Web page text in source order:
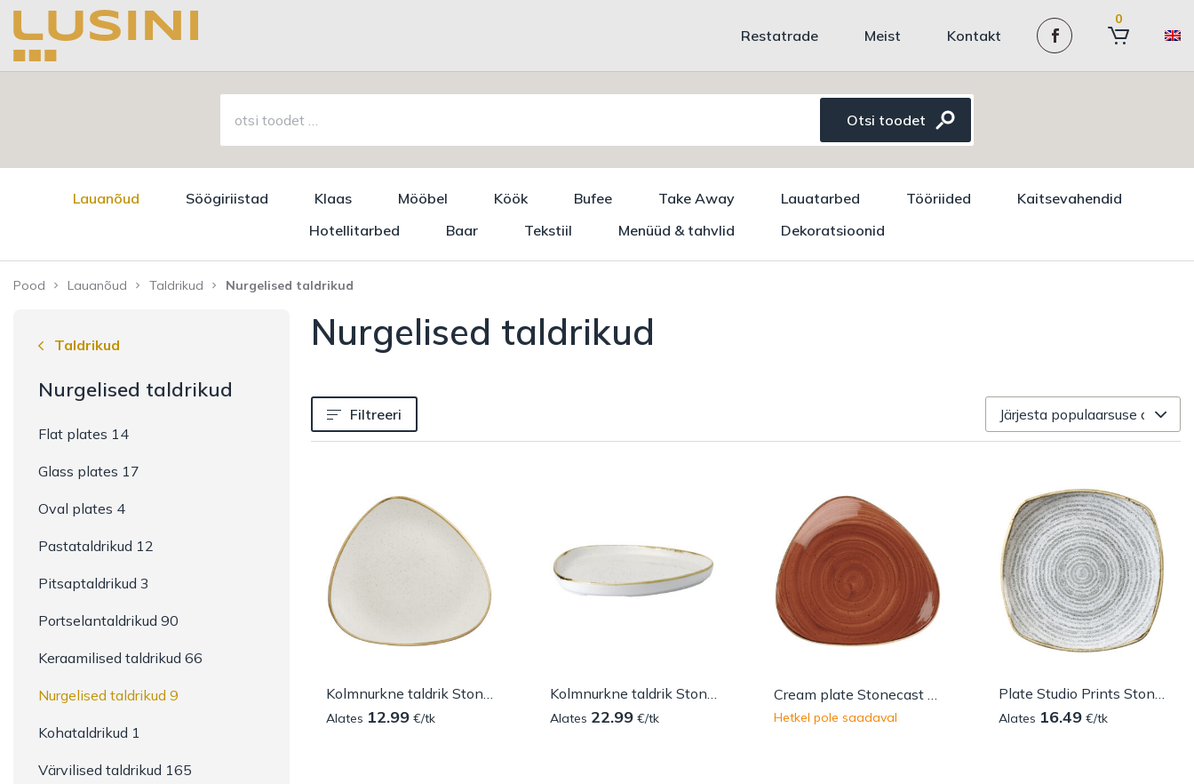
Restatrade Meist Kontakt
0
Lauanõud Söögiriistad Klaas Mööbel Köök Bufee Take Away Lauatarbed Tööriided
Kaitsevahendid
Hotellitarbed
Baar Tekstiil Menüüd & tahvlid Dekoratsioonid
Pood Lauanõud Taldrikud Nurgelised taldrikud
Taldrikud
Nurgelised taldrikud
Flat plates 14
Glass plates 17
Oval plates 4
Pastataldrikud 12
Pitsaptaldrikud 3
Portselantaldrikud 90
Keraamilised taldrikud 66
Nurgelised taldrikud 9
Kohataldrikud 1
Värvilised taldrikud 165
Nurgelised taldrikud
Filtreeri
Kolmnurkne taldrik Stonecast Barley White
Alates 12.99€/tk
Kolmnurkne taldrik Stonecast White
Alates 22.99€/tk
Cream plate Stonecast Orange triangular
Hetkel pole saadaval
Plate Studio Prints Stone Grey square
Alates 16.49€/tk